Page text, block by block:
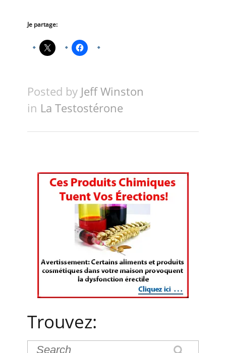
Je partage:
Posted by Jeff Winston
in La Testostérone
Trouvez: